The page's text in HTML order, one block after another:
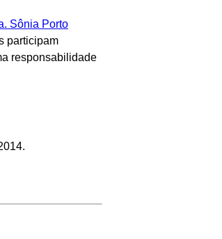
Sônia Porto
participam
responsabilidade